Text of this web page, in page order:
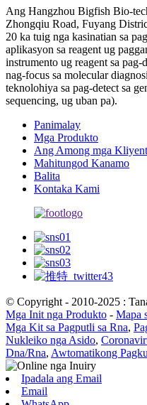
Ang Hangzhou Bigfish Bio-
Zhongqiu Road, Fuyang
20 ka tuig nga kasinatian sa
aplikasyon sa reagent ug
instrumento ug reagent sa pag-
nag-focus sa molecular
teknolohiya sa pag-detect sa
sequencing, ug uban pa).
Panimalay
Mga Produkto
Ang Among mga
Mahitungod Kanamo
Balita
Kontaka Kami
© Copyright - 2010-2025 :
Mga Init nga Produkto - Mapa
Mga Kit sa Pagputli sa Rna,
Nukleiko nga Asido,
Dna/Rna, Awtomatikong
Ipadala ang Email
Email